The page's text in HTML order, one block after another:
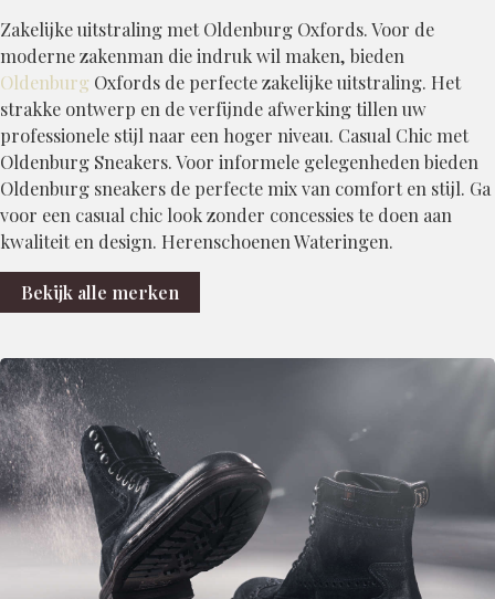
Zakelijke uitstraling met Oldenburg Oxfords. Voor de
moderne zakenman die indruk wil maken, bieden
Oldenburg Oxfords de perfecte zakelijke uitstraling. Het
strakke ontwerp en de verfijnde afwerking tillen uw
professionele stijl naar een hoger niveau. Casual Chic met
Oldenburg Sneakers. Voor informele gelegenheden bieden
Oldenburg sneakers de perfecte mix van comfort en stijl. Ga
voor een casual chic look zonder concessies te doen aan
kwaliteit en design. Herenschoenen Wateringen.
Bekijk alle merken